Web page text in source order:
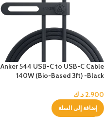
Anker 544 USB-C to USB-C Cable
140W (Bio-Based 3ft) -Black
2.900 د.ك
إضافة إلى السلة